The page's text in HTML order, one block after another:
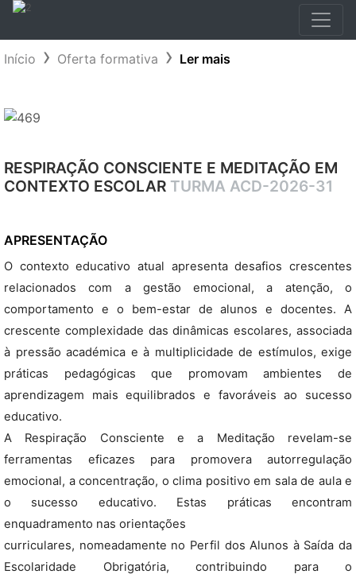
Início Oferta formativa Ler mais
RESPIRAÇÃO CONSCIENTE E MEDITAÇÃO EM
CONTEXTO ESCOLAR TURMA ACD-2026-31
APRESENTAÇÃO
O contexto educativo atual apresenta desafios crescentes
relacionados com a gestão emocional, a atenção, o
comportamento e o bem-estar de alunos e docentes. A
crescente complexidade das dinâmicas escolares, associada
à pressão académica e à multiplicidade de estímulos, exige
práticas pedagógicas que promovam ambientes de
aprendizagem mais equilibrados e favoráveis ao sucesso
educativo.
A Respiração Consciente e a Meditação revelam-se
ferramentas eficazes para promovera autorregulação
emocional, a concentração, o clima positivo em sala de aula e
o sucesso educativo. Estas práticas encontram
enquadramento nas orientações
curriculares, nomeadamente no Perfil dos Alunos à Saída da
Escolaridade Obrigatória, contribuindo para o